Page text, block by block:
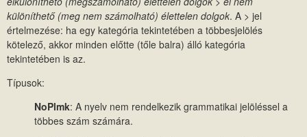
különíthető (meg nem számolható) élettelen dolgok. A > jel
értelmezése: ha egy kategória tekintetében a többesjelölés
kötelező, akkor minden előtte (tőle balra) álló kategória
tekintetében is az.
Típusok:
NoPlmk: A nyelv nem rendelkezik grammatikai jelöléssel a
többes szám számára.